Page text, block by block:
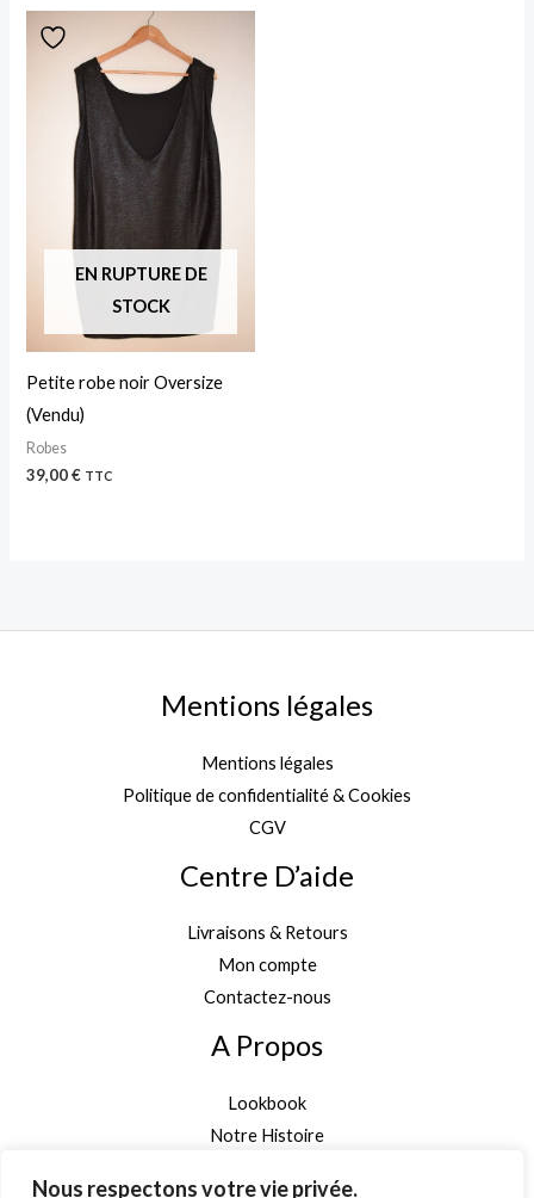
Nous respectons votre vie privée.
EN RUPTURE DE
STOCK
Petite robe noir Oversize
(Vendu)
Robes
39,00€ TTC
Mentions légales
Mentions légales
Politique de confidentialité & Cookies
CGV
Centre D’aide
Livraisons & Retours
Mon compte
Contactez-nous
A Propos
Lookbook
Notre Histoire